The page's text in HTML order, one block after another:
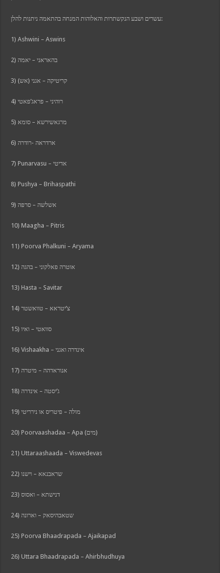
güncel giriş
Panel
עשרים ושבע הנקשתרות והאלוהות המנחה בהתאמה ניתנות להלן:
1) Ashwini – Aswins
2) בהאראני – יאמה
3) קריטיקה – אגני (אש)
4) רוהיני – פראג’פאטי
5) מרגאשירשא – סומא
6) ארדראה -רודרה
7) Punarvasu – אדיטי
8) Pushya – Brihaspathi
9) אשלשה – סרפה
10) Maagha – Pitris
11) Poorva Phalkuni – Aryama
12) אוטרה פאלקוני – בהגה
13) Hasta – Savitar
14) צ’יטראא – טוואשטר
15) סוואטי – ואיו
16) Vishaakha – אינדרה ואגני
17) אנוראדהה – מיטרה
18) ג’יסטה – אינדרה
19) מולה – פיטריס או נירריטי
20) Poorvaashadaa – Apa (מים)
21) Uttaraashaada – Viswedevas
22) שראבנאא – וישנו
23) דנישתא – ואסוס
24) שטאבהיסאק – וארונה
25) Poorva Bhaadrapada – Ajaikapad
26) Uttara Bhaadrapada – Ahirbhudhuya